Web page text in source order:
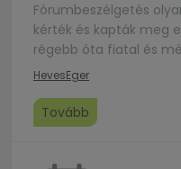
Fórumbeszélgetés
kérték és kapták meg
régebb óta fiatal és
részvételével
örömről, szerelemről,
vezetéséről és a
HevesEger
Tovább